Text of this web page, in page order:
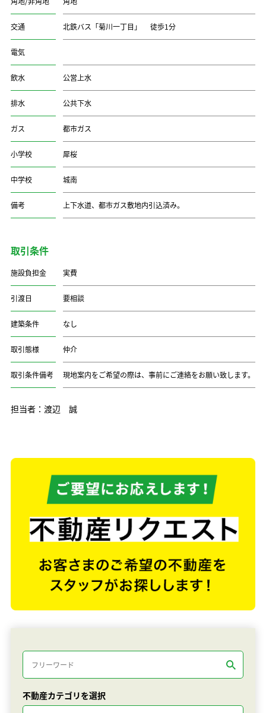
交通 北鉄バス「菊川一丁目」 徒歩1分
電気
飲水 公営上水
排水 公共下水
ガス 都市ガス
小学校 犀桜
中学校 城南
備考 上下水道、都市ガス敷地内引込済み。
取引条件
施設負担金 実費
引渡日 要相談
建築条件 なし
取引態様 仲介
取引条件備考 現地案内をご希望の際は、事前にご連絡をお願い致します。
担当者：渡辺 誠
不動産カテゴリを選択